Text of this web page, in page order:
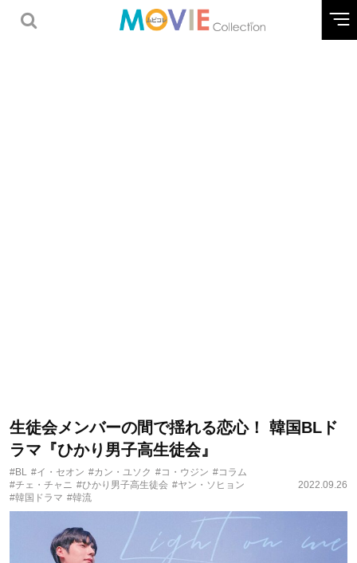
生徒会メンバーの間で揺れる恋心！ 韓国BLド
ラマ『ひかり男子高生徒会』
#BL #イ・セオン #カン・ユソク #コ・ウジン #コラム
#チェ・チャニ #ひかり男子高生徒会 #ヤン・ソヒョン
#韓国ドラマ #韓流
2022.09.26